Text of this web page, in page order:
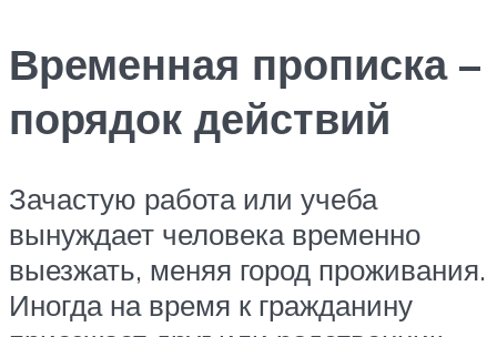
Временная прописка –
порядок действий
Зачастую работа или учеба
вынуждает человека временно
выезжать, меняя город проживания.
Иногда на время к гражданину